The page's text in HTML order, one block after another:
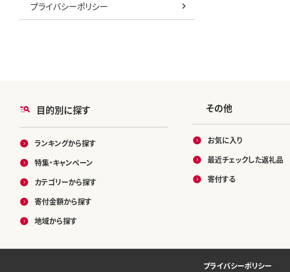
プライバシーポリシー
目的別に探す
ランキングから探す
特集・キャンペーン
カテゴリーから探す
寄付金額から探す
地域から探す
その他
お気に入り
最近チェックした返礼品
寄付する
プライバシーポリシー